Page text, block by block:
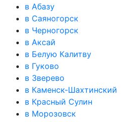
в Абазу
в Саяногорск
в Черногорск
в Аксай
в Белую Калитву
в Гуково
в Зверево
в Каменск-Шахтинский
в Красный Сулин
в Морозовск